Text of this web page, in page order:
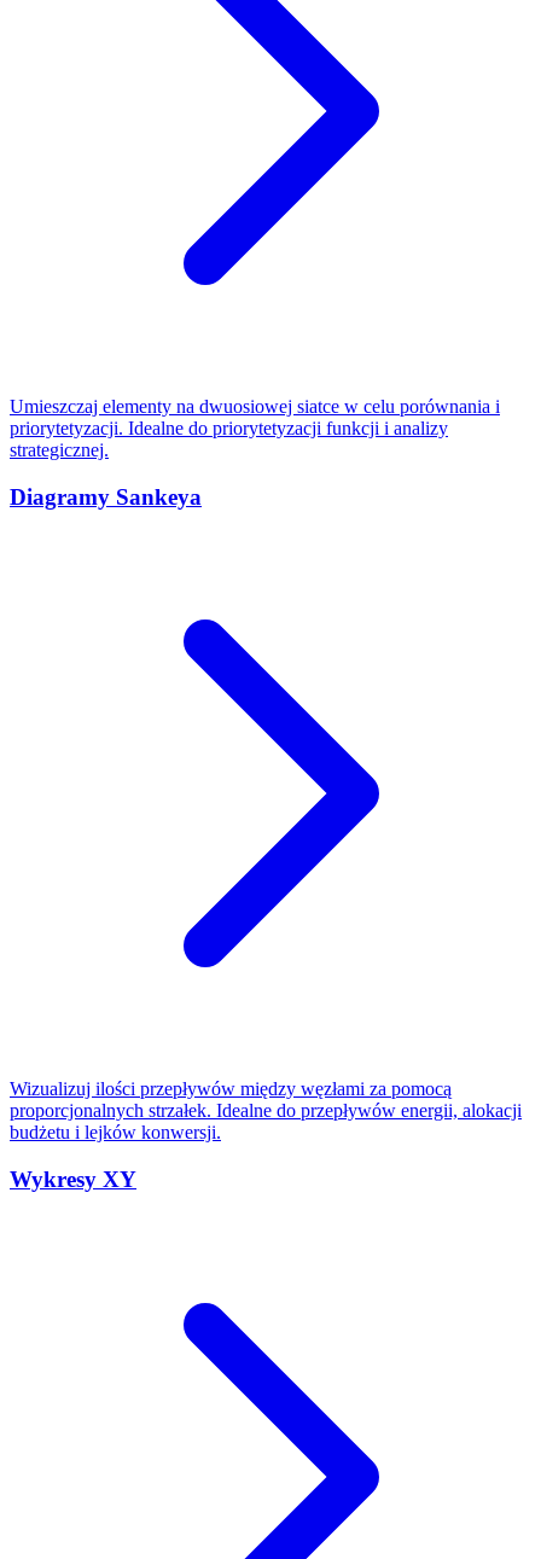
Umieszczaj elementy na dwuosiowej siatce w celu porównania i
priorytetyzacji. Idealne do priorytetyzacji funkcji i analizy
strategicznej.
Diagramy Sankeya
Wizualizuj ilości przepływów między węzłami za pomocą
proporcjonalnych strzałek. Idealne do przepływów energii, alokacji
budżetu i lejków konwersji.
Wykresy XY